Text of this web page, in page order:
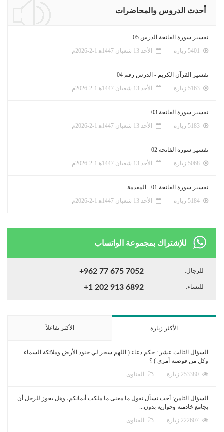
أحدث الدروس والمحاضرات
تفسير سورة الفاتحة الدرس 05
الأحد 13 شعبان 1447ﻫ 1-2-2026م
تفسير القرآن الكريم - الدرس رقم 04
الأحد 13 شعبان 1447ﻫ 1-2-2026م
تفسير سورة الفاتحة 03
الأحد 13 شعبان 1447ﻫ 1-2-2026م
تفسير سورة الفاتحة 02
الأحد 13 شعبان 1447ﻫ 1-2-2026م
تفسير سورة الفاتحة 01 - المقدمة
الأحد 13 شعبان 1447ﻫ 1-2-2026م
للإشتراك بمجموعة الواتساب
للرجال: +962 77 675 7052
للنساء: +1 202 913 6892
الأكثر زيارة الأكثر تفاعلاً
السؤال الثالث عشر : حكم دعاء ( اللهم سخر لي جنود الأرض وملائكة السماء
وكل من فوضته أمري ) ؟
الفتاوى
السؤال الثامن: أخت تسأل تقول ما معنى ما ملكت أيمانكم، وهل يجوز للرجل أن
يجامع خادمته وجواريه بدون...
الفتاوى